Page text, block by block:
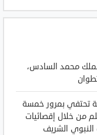
محمد السادس،
تحتفي بمرور خمسة
من خلال إقصائيات
النبوي الشريف